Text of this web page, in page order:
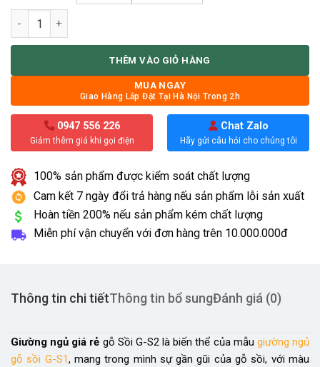
Giường ngủ giá rẻ gỗ Sồi G-S2 số lượng
THÊM VÀO GIỎ HÀNG
MUA NGAY
Giao Hàng Lắp Đặt Tại Hà Nội Trong 2h
0947 556 226
Giảm thêm giá khi gọi điện
Chat Zalo
Hãy gửi câu hỏi cho chúng tôi
100% sản phẩm được kiểm soát chất lượng
Cam kết 7 ngày đổi trả hàng nếu sản phẩm lỗi sản xuất
Hoàn tiền 200% nếu sản phẩm kém chất lượng
Miễn phí vận chuyển với đơn hàng trên 10.000.000đ
Thông tin chi tiếtThông tin bổ sungĐánh giá (0)
Giường ngủ giá rẻ gỗ Sồi G-S2 là biến thể của mẫu giường ngủ
gỗ sồi G-S1, mang trong mình sự gần gũi của gỗ sồi, với màu